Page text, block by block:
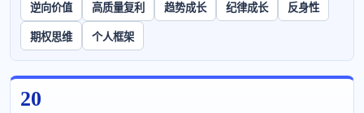
逆向价值 高质量复利 趋势成长 纪律成长 反身性
期权思维 个人框架
20